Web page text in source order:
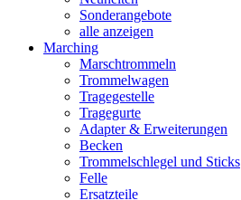
Sonderangebote
alle anzeigen
Marching
Marschtrommeln
Trommelwagen
Tragegestelle
Tragegurte
Adapter & Erweiterungen
Becken
Trommelschlegel und Sticks
Felle
Ersatzteile